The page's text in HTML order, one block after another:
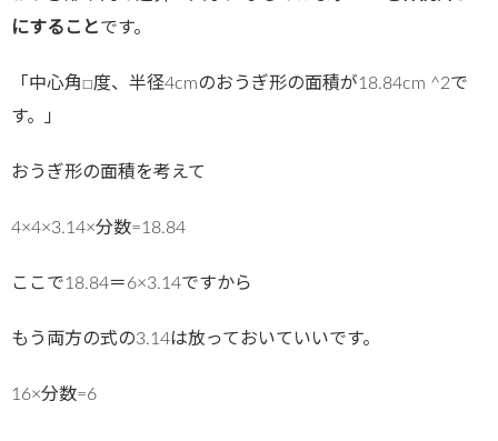
にすることです。
「中心角□度、半径4cmのおうぎ形の面積が18.84cm ^2で
す。」
おうぎ形の面積を考えて
4×4×3.14×分数=18.84
ここで18.84＝6×3.14ですから
もう両方の式の3.14は放っておいていいです。
16×分数=6